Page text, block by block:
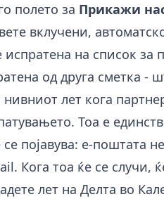
полето за Прикажи
вклучени,
испратена на список
од друга сметка -
нивниот лет кога
Тоа е
појавува: е-поштата
Кога тоа ќе се случи,
лет на Делта во